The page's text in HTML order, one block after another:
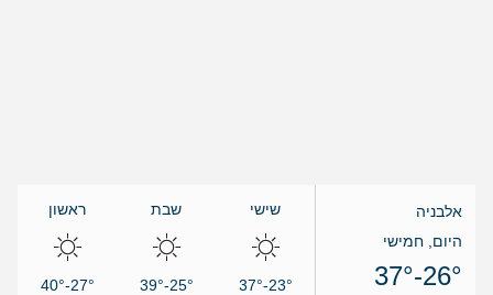
אלבניה
היום, חמישי
26°-37°
שישי
23°-37°
שבת
25°-39°
ראשון
27°-40°